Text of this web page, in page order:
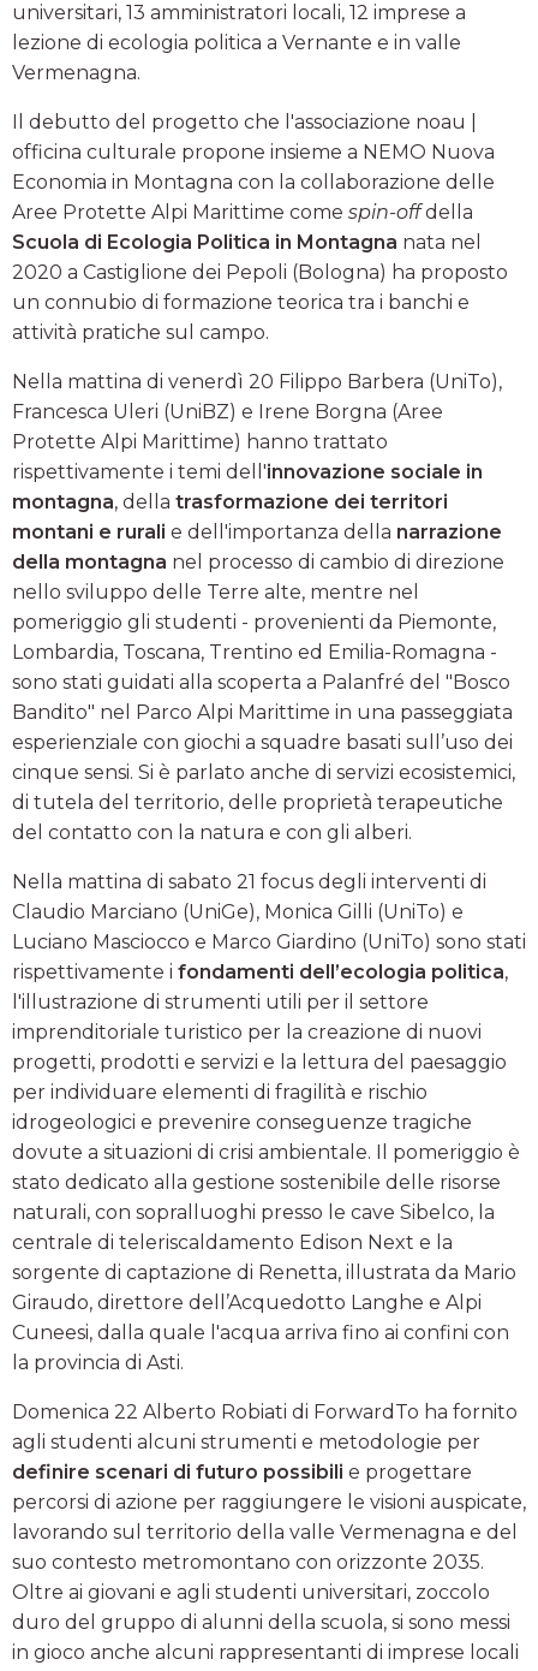
universitari, 13 amministratori locali, 12 imprese a
lezione di ecologia politica a Vernante e in valle
Vermenagna.
Il debutto del progetto che l'associazione noau |
officina culturale propone insieme a NEMO Nuova
Economia in Montagna con la collaborazione delle
Aree Protette Alpi Marittime come spin-offdella
Scuola di Ecologia Politica in Montagna nata nel
2020 a Castiglione dei Pepoli (Bologna) ha proposto
un connubio di formazione teorica tra i banchi e
attività pratiche sul campo.
Nella mattina di venerdì 20 Filippo Barbera (UniTo),
Francesca Uleri (UniBZ) e Irene Borgna (Aree
Protette Alpi Marittime) hanno trattato
rispettivamente i temi dell'innovazione sociale in
montagna, della trasformazione dei territori
montani e rurali e dell'importanza della narrazione
della montagna nel processo di cambio di direzione
nello sviluppo delle Terre alte, mentre nel
pomeriggio gli studenti - provenienti da Piemonte,
Lombardia, Toscana, Trentino ed Emilia-Romagna -
sono stati guidati alla scoperta a Palanfré del "Bosco
Bandito" nel Parco Alpi Marittime in una passeggiata
esperienziale con giochi a squadre basati sull’uso dei
cinque sensi. Si è parlato anche di servizi ecosistemici,
di tutela del territorio, delle proprietà terapeutiche
del contatto con la natura e con gli alberi.
Nella mattina di sabato 21 focus degli interventi di
Claudio Marciano (UniGe), Monica Gilli (UniTo) e
Luciano Masciocco e Marco Giardino (UniTo) sono stati
rispettivamente i fondamenti dell’ecologia politica,
l'illustrazione di strumenti utili per il settore
imprenditoriale turistico per la creazione di nuovi
progetti, prodotti e servizi e la lettura del paesaggio
per individuare elementi di fragilità e rischio
idrogeologici e prevenire conseguenze tragiche
dovute a situazioni di crisi ambientale. Il pomeriggio è
stato dedicato alla gestione sostenibile delle risorse
naturali, con sopralluoghi presso le cave Sibelco, la
centrale di teleriscaldamento Edison Next e la
sorgente di captazione di Renetta, illustrata da Mario
Giraudo, direttore dell’Acquedotto Langhe e Alpi
Cuneesi, dalla quale l'acqua arriva fino ai confini con
la provincia di Asti.
Domenica 22 Alberto Robiati di ForwardTo ha fornito
agli studenti alcuni strumenti e metodologie per
definire scenari di futuro possibili e progettare
percorsi di azione per raggiungere le visioni auspicate,
lavorando sul territorio della valle Vermenagna e del
suo contesto metromontano con orizzonte 2035.
Oltre ai giovani e agli studenti universitari, zoccolo
duro del gruppo di alunni della scuola, si sono messi
in gioco anche alcuni rappresentanti di imprese locali